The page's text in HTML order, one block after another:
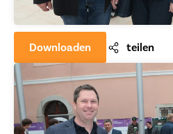
Downloaden teilen